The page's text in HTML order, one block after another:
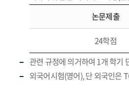
논문제출
24학점
관련 규정에 의거하여 1개 학기
외국어시험(영어), 단 외국인은